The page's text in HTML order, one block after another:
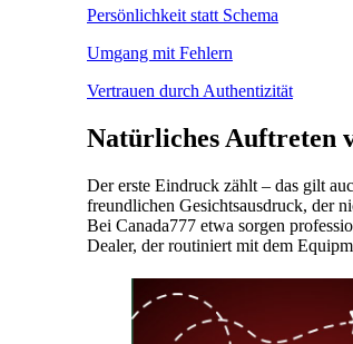
Persönlichkeit statt Schema
Umgang mit Fehlern
Vertrauen durch Authentizität
Natürliches Auftreten
Der erste Eindruck zählt – das gilt
freundlichen Gesichtsausdruck, der
Bei Canada777 etwa sorgen
Dealer, der routiniert mit dem